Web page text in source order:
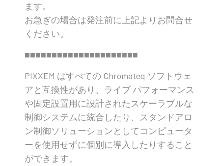
ます。
お急ぎの場合は発注前に上記よりお問合せ
ください。
■■■■■■■■■■■■■■■■■■■■■
PIXXEM はすべての Chromateq ソフトウェ
アと互換性があり、ライブ パフォーマンス
や固定設置用に設計されたスケーラブルな
制御システムに統合したり、スタンドアロ
ン制御ソリューションとしてコンピュータ
ーを使用せずに個別に導入したりすること
ができます。